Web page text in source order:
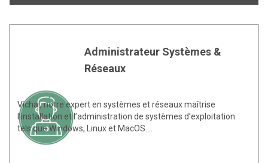
Administrateur Systèmes &
Réseaux
Vichai, notre expert en systèmes et réseaux maîtrise
l’installation et l’administration de systèmes d’exploitation
tels que Windows, Linux et MacOS.…